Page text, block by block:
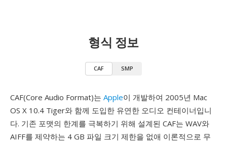
형식 정보
CAF SMP
CAF(Core Audio Format)는 Apple이 개발하여 2005년 Mac
OS X 10.4 Tiger와 함께 도입한 유연한 오디오 컨테이너입니
다. 기존 포맷의 한계를 극복하기 위해 설계된 CAF는 WAV와
AIFF를 제약하는 4 GB 파일 크기 제한을 없애 이론적으로 무